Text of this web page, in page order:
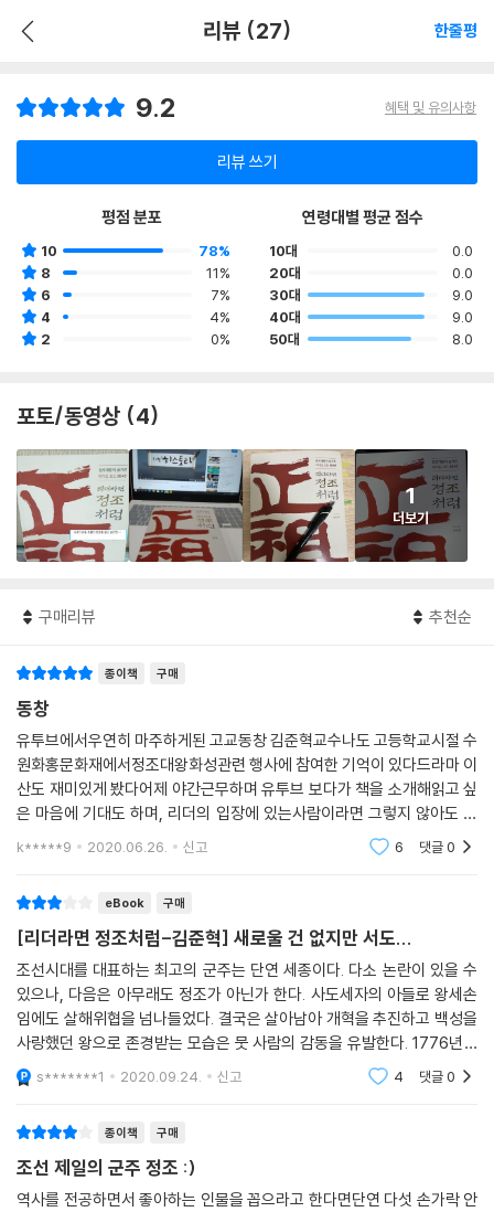
리뷰 (27) 한줄평
9.2 혜택 및 유의사항
리뷰 쓰기
평점 분포
10
78%
8
11%
6
7%
4
4%
2
0%
연령대별 평균 점수
10대
0.0
20대
0.0
30대
9.0
40대
9.0
50대
8.0
포토/동영상 (4)
1
더보기
구매리뷰 추천순
종이책 구매
동창
유투브에서우연히 마주하게된 고교동창 김준혁교수나도 고등학교시절 수
원화홍문화재에서정조대왕화성관련 행사에 참여한 기억이 있다드라마 이
산도 재미있게 봤다어제 야간근무하며 유투브 보다가 책을 소개해읽고 싶
은 마음에 기대도 하며, 리더의 입장에 있는사람이라면 그렇지 않아도 살
아가며 삶의 지침서로활용해도 모자람이 없을 듯 하여 망설임없이그래서
k*****9 2020.06.26. 신고 6 댓글0
eBook 구매
[리더라면 정조처럼-김준혁] 새로울 건 없지만 서도...
조선시대를 대표하는 최고의 군주는 단연 세종이다. 다소 논란이 있을 수
있으나, 다음은 아무래도 정조가 아닌가 한다. 사도세자의 아들로 왕세손
임에도 살해위협을 넘나들었다. 결국은 살아남아 개혁을 추진하고 백성을
사랑했던 왕으로 존경받는 모습은 뭇 사람의 감동을 유발한다. 1776년 3
월 10일, 제22대 국왕으로 즉위하며 “나는 사도세자의 아들이다.”라고 선
언하는 모습은 그
s*******1 2020.09.24. 신고 4 댓글0
종이책 구매
조선 제일의 군주 정조 :)
역사를 전공하면서 좋아하는 인물을 꼽으라고 한다면단연 다섯 손가락 안